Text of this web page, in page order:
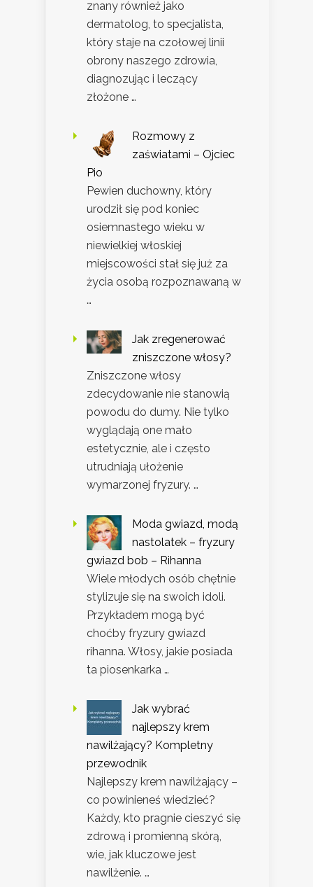
znany również jako
dermatolog, to specjalista,
który staje na czołowej linii
obrony naszego zdrowia,
diagnozując i leczący
złożone …
Rozmowy z
zaświatami – Ojciec
Pio
Pewien duchowny, który
urodził się pod koniec
osiemnastego wieku w
niewielkiej włoskiej
miejscowości stał się już za
życia osobą rozpoznawaną w
…
Jak zregenerować
zniszczone włosy?
Zniszczone włosy
zdecydowanie nie stanowią
powodu do dumy. Nie tylko
wyglądają one mało
estetycznie, ale i często
utrudniają ułożenie
wymarzonej fryzury. …
Moda gwiazd, modą
nastolatek – fryzury
gwiazd bob – Rihanna
Wiele młodych osób chętnie
stylizuje się na swoich idoli.
Przykładem mogą być
choćby fryzury gwiazd
rihanna. Włosy, jakie posiada
ta piosenkarka …
Jak wybrać
najlepszy krem
nawilżający? Kompletny
przewodnik
Najlepszy krem nawilżający –
co powinieneś wiedzieć?
Każdy, kto pragnie cieszyć się
zdrową i promienną skórą,
wie, jak kluczowe jest
nawilżenie. …